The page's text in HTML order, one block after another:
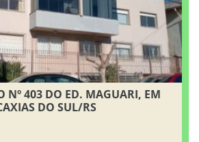
Nº 403 DO ED. MAGUARI, EM
DO SUL/RS